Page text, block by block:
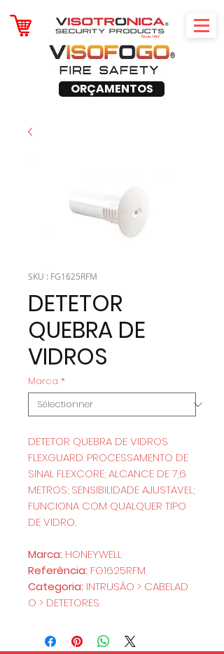
ORÇAMENTOS
SKU : FG1625RFM
DETETOR
QUEBRA DE
VIDROS
Marca *
DETETOR QUEBRA DE VIDROS
FLEXGUARD. PROCESSAMENTO DE
SINAL FLEXCORE; ALCANCE DE 7,6
METROS; SENSIBILIDADE AJUSTAVEL;
FUNCIONA COM QUALQUER TIPO
DE VIDRO.
Marca: HONEYWELL
Referência: FG1625RFM
Categoria: INTRUSÃO > CABELAD
O > DETETORES